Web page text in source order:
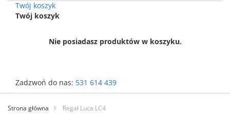
Twój koszyk
Twój koszyk
Nie posiadasz produktów w koszyku.
Zadzwoń do nas: 531 614 439
Przejdź
treści
Strona główna Regał Luca LC4